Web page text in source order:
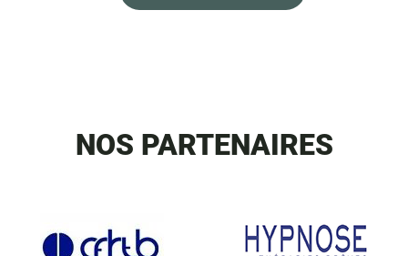
NOS PARTENAIRES